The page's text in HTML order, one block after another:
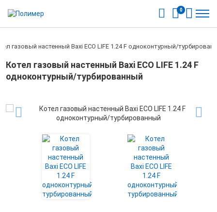
0
газовый настенный Baxi ECO LIFE 1.24 F одноконтурный/
Котел газовый настенный Baxi ECO LIFE 1.24 F
одноконтурный/турбированный